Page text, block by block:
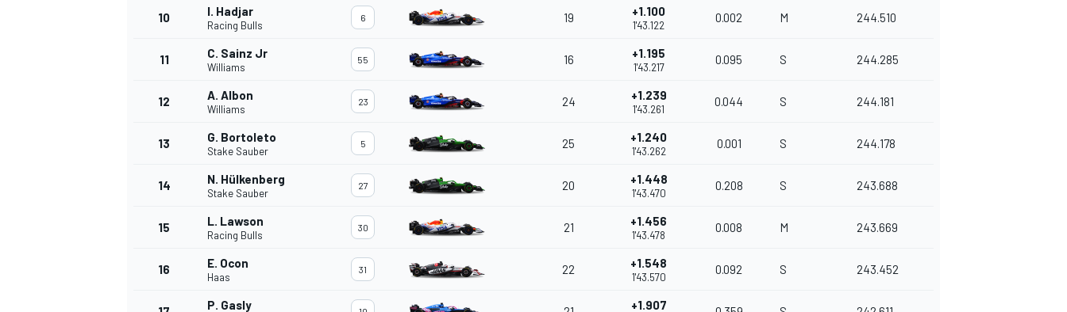
10 I. Hadjar
Racing Bulls
6 19 +1.100
1'43.122
0.002 M 244.510
11 C. Sainz Jr
Williams
55 16 +1.195
1'43.217
0.095 S 244.285
12 A. Albon
Williams
23 24 +1.239
1'43.261
0.044 S 244.181
13 G. Bortoleto
Stake Sauber
5 25 +1.240
1'43.262
0.001 S 244.178
14 N. Hülkenberg
Stake Sauber
27 20 +1.448
1'43.470
0.208 S 243.688
15 L. Lawson
Racing Bulls
30 21 +1.456
1'43.478
0.008 M 243.669
16 E. Ocon
Haas
31 22 +1.548
1'43.570
0.092 S 243.452
P. Gasly +1.907